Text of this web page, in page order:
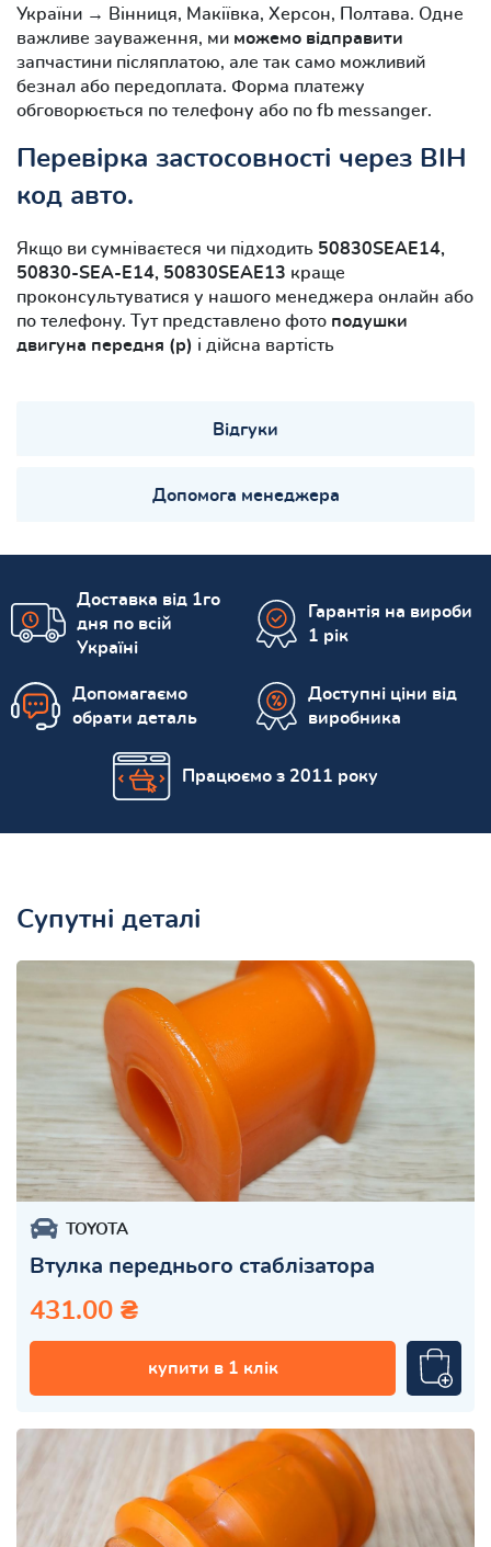
України → Вінниця, Макіївка, Херсон, Полтава. Одне
важливе зауваження, ми можемо відправити
запчастини післяплатою, але так само можливий
безнал або передоплата. Форма платежу
обговорюється по телефону або по fb messanger.
Перевірка застосовності через ВІН
код авто.
Якщо ви сумніваєтеся чи підходить 50830SEAE14,
50830-SEA-E14, 50830SEAE13 краще
проконсультуватися у нашого менеджера онлайн або
по телефону. Тут представлено фото подушки
двигуна передня (р) і дійсна вартість
Відгуки
Допомога менеджера
Доставка від 1го
дня по всій
Україні
Гарантія на вироби
1 рік
Допомагаємо
обрати деталь
Доступні ціни від
виробника
Працюємо з 2011 року
Супутні деталі
TOYOTA
Втулка переднього стаблізатора
431.00 ₴
купити в 1 клік